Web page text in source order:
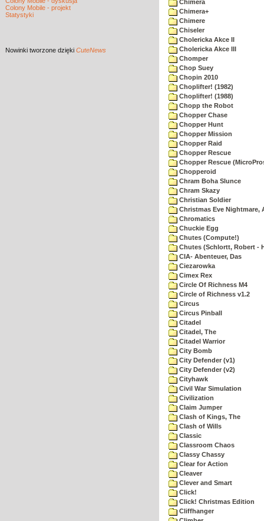
Colony Mobile - projekt
Statystyki
Nowinki tworzone dzięki CuteNews
Chimera
Chimera+
Chimere
Chiseler
Cholericka Akce II
Cholericka Akce III
Chomper
Chop Suey
Chopin 2010
Choplifter! (1982)
Choplifter! (1988)
Chopp the Robot
Chopper Chase
Chopper Hunt
Chopper Mission
Chopper Raid
Chopper Rescue
Chopper Rescue
Chopperoid
Chram Boha Slunce
Chram Skazy
Christian Soldier
Christmas Eve Nightmare,
Chromatics
Chuckie Egg
Chutes (Compute!)
Chutes (Schlortt, Robert -
CIA- Abenteuer, Das
Ciezarowka
Cimex Rex
Circle Of Richness M4
Circle of Richness v1.2
Circus
Circus Pinball
Citadel
Citadel, The
Citadel Warrior
City Bomb
City Defender (v1)
City Defender (v2)
Cityhawk
Civil War Simulation
Civilization
Claim Jumper
Clash of Kings, The
Clash of Wills
Classic
Classroom Chaos
Classy Chassy
Clear for Action
Cleaver
Clever and Smart
Click!
Click! Christmas Edition
Cliffhanger